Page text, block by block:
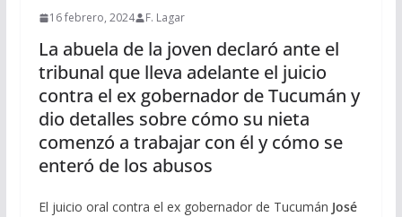
16 febrero, 2024 F. Lagar
La abuela de la joven declaró ante el
tribunal que lleva adelante el juicio
contra el ex gobernador de Tucumán y
dio detalles sobre cómo su nieta
comenzó a trabajar con él y cómo se
enteró de los abusos
El juicio oral contra el ex gobernador de Tucumán José